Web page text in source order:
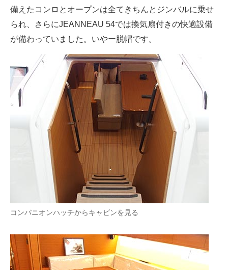
備えたコンロとオープンは全てきちんとジンバルに乗せ
られ、さらにJEANNEAU 54では換気扇付きの快適設備
が備わっていました。いやー脱帽です。
コンパニオンハッチからキャビンを見る